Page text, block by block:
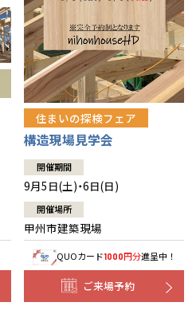
住まいの探検フェア
構造現場見学会
開催期間
9月5日(土)・6日(日)
開催場所
甲州市建築現場
QUOカード1000円分進呈中！
ご来場予約